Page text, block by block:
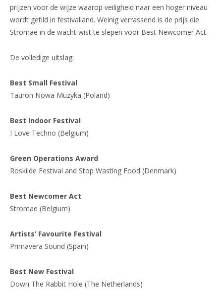
prijzen voor de wijze waarop veiligheid naar een hoger niveau
wordt getild in festivalland. Weinig verrassend is de prijs die
Stromae in de wacht wist te slepen voor Best Newcomer Act.
De volledige uitslag:
Best Small Festival
Tauron Nowa Muzyka (Poland)
Best Indoor Festival
I Love Techno (Belgium)
Green Operations Award
Roskilde Festival and Stop Wasting Food (Denmark)
Best Newcomer Act
Stromae (Belgium)
Artists’ Favourite Festival
Primavera Sound (Spain)
Best New Festival
Down The Rabbit Hole (The Netherlands)